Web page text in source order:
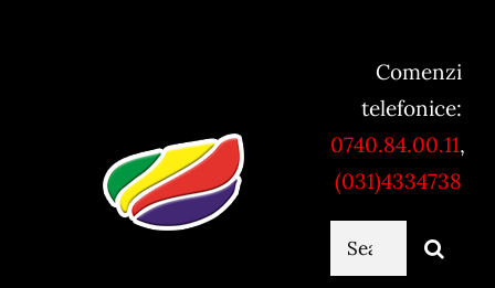
Comenzi
telefonice:
0740.84.00.11,
(031)4334738
Cautare...